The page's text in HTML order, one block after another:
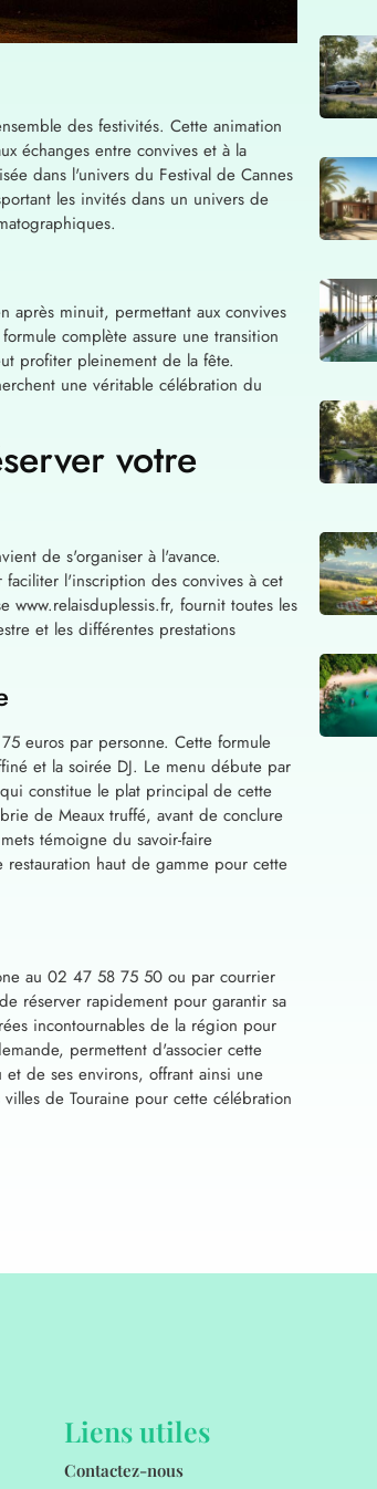
des festivités. Cette animation
échanges entre convives et à la
dans l'univers du Festival de Cannes
les invités dans un univers de
après minuit, permettant aux convives
complète assure une transition
profiter pleinement de la fête.
une véritable célébration du
votre
de s'organiser à l'avance.
faciliter l'inscription des convives à cet
www.relaisduplessis.fr, fournit toutes les
et les différentes prestations
euros par personne. Cette formule
et la soirée DJ. Le menu débute par
constitue le plat principal de cette
de Meaux truffé, avant de conclure
témoigne du savoir-faire
haut de gamme pour cette
au 02 47 58 75 50 ou par courrier
réserver rapidement pour garantir sa
incontournables de la région pour
permettent d'associer cette
de ses environs, offrant ainsi une
de Touraine pour cette célébration
Liens utiles
Contactez-nous